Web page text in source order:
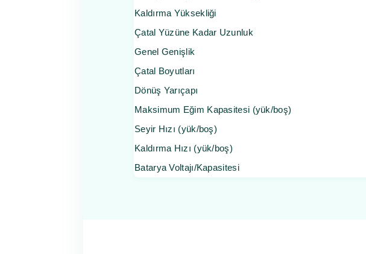
Kaldırma Yüksekliği
Çatal Yüzüne Kadar Uzunluk
Genel Genişlik
Çatal Boyutları
Dönüş Yarıçapı
Maksimum Eğim Kapasitesi (yük/boş)
Seyir Hızı (yük/boş)
Kaldırma Hızı (yük/boş)
Batarya Voltajı/Kapasitesi